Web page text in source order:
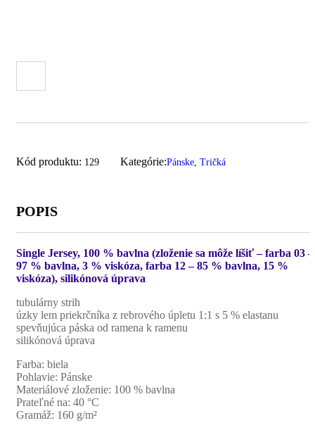
Kód produktu: 129 Kategórie:Pánske Tričká
POPIS
Single Jersey, 100 % bavlna (zloženie sa môže líšiť – farba 03 –
97 % bavlna, 3 % viskóza, farba 12 – 85 % bavlna, 15 %
viskóza), silikónová úprava
tubulárny strih
úzky lem priekrčníka z rebrového úpletu 1:1 s 5 % elastanu
spevňujúca páska od ramena k ramenu
silikónová úprava
Farba: biela
Pohlavie: Pánske
Materiálové zloženie: 100 % bavlna
Prateľné na: 40 °C
Gramáž: 160 g/m²